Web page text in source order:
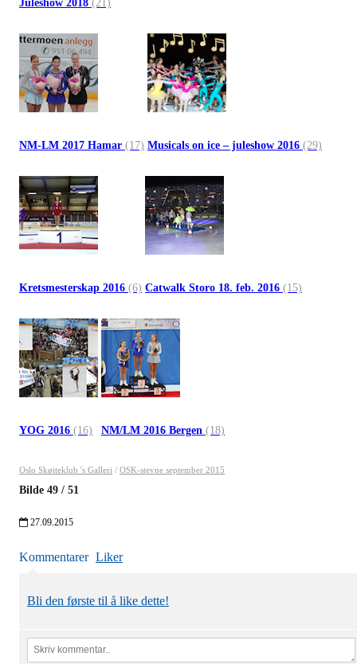
Juleshow 2018 (21)
NM-LM 2017 Hamar (17) Musicals on ice – juleshow 2016 (29)
Kretsmesterskap 2016 (6) Catwalk Storo 18. feb. 2016 (15)
YOG 2016 (16) NM/LM 2016 Bergen (18)
Oslo Skøiteklub 's Galleri / OSK-stevne september 2015
Bilde 49 / 51
27.09.2015
Kommentarer Liker
Bli den første til å like dette!